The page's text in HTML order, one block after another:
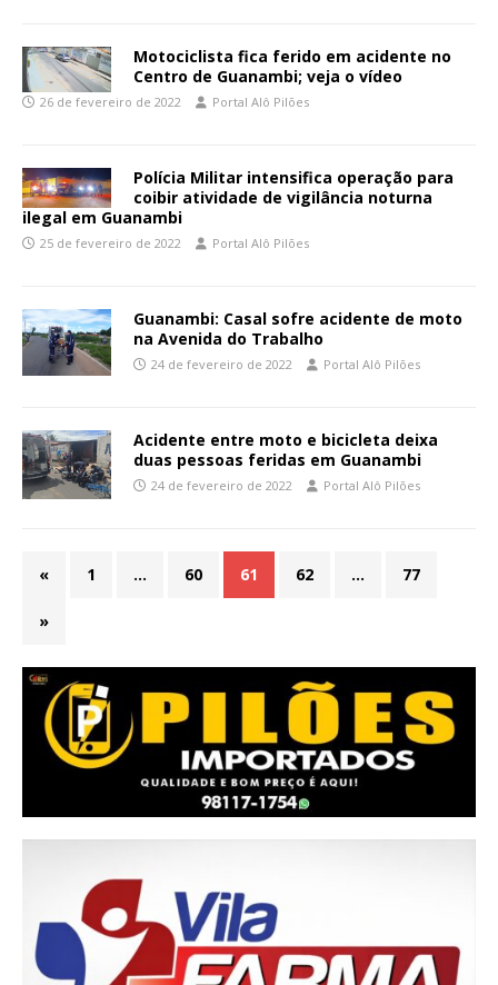
Motociclista fica ferido em acidente no
Centro de Guanambi; veja o vídeo
26 de fevereiro de 2022 Portal Alô Pilões
Polícia Militar intensifica operação para
coibir atividade de vigilância noturna
ilegal em Guanambi
25 de fevereiro de 2022 Portal Alô Pilões
Guanambi: Casal sofre acidente de moto
na Avenida do Trabalho
24 de fevereiro de 2022 Portal Alô Pilões
Acidente entre moto e bicicleta deixa
duas pessoas feridas em Guanambi
24 de fevereiro de 2022 Portal Alô Pilões
« 1 … 60 61 62 … 77
»